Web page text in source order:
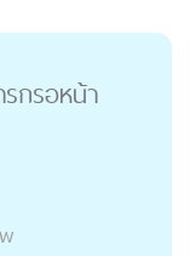
กรอหน้า